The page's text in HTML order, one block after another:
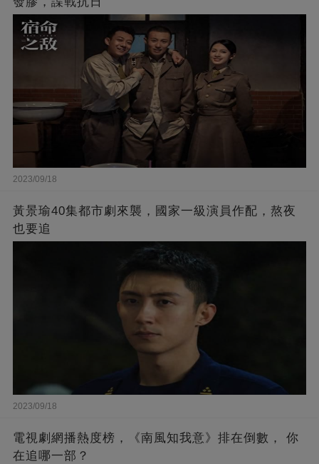
2023/09/18
黃景瑜40集都市劇來襲，國家一級演員作配，熬夜
也要追
2023/09/18
電視劇網播熱度榜，《南風知我意》排在倒數， 你
在追哪一部？